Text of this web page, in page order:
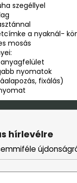
szegéllyel
a nyaknál-
mosás
nyomatok
fixálás)
hírlevélre